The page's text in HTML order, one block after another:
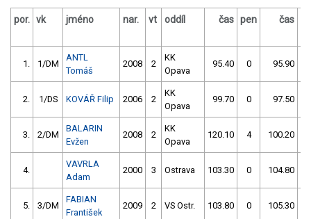
por. vk jméno nar. vt oddíl čas pen čas
1. 1/DM
ANTL
Tomáš
2008 2
KK
Opava
95.40 0 95.90
2. 1/DS KOVÁŘ Filip 2006 2
KK
Opava
99.70 0 97.50
3. 2/DM
BALARIN
Evžen
2008 2
KK
Opava
120.10 4 100.20
4.
VAVRLA
Adam
2000 3 Ostrava 103.30 0 104.80
5. 3/DM
FABIAN
František
2009 2 VS Ostr. 103.80 0 105.30